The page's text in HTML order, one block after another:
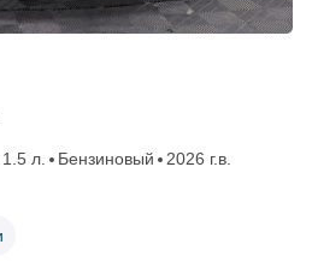
1.5 л. Бензиновый
2026 г.в.